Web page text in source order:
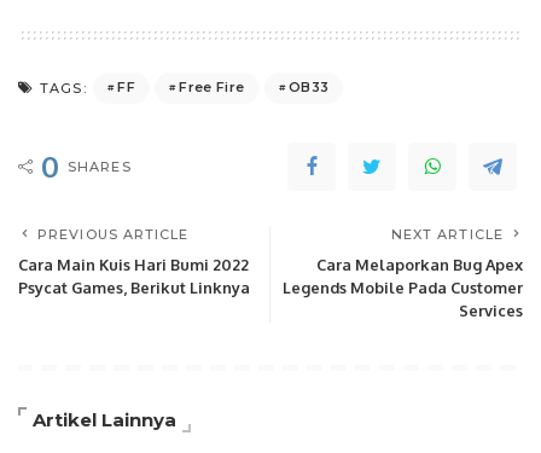
TAGS: FF Free Fire OB33
0 SHARES
PREVIOUS ARTICLE
Cara Main Kuis Hari Bumi 2022
Psycat Games, Berikut Linknya
NEXT ARTICLE
Cara Melaporkan Bug Apex
Legends Mobile Pada Customer
Services
Artikel Lainnya